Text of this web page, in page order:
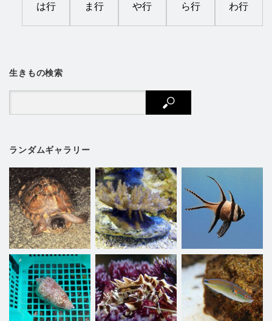
は行 ま行 や行 ら行 わ行
生きもの検索
ランダムギャラリー